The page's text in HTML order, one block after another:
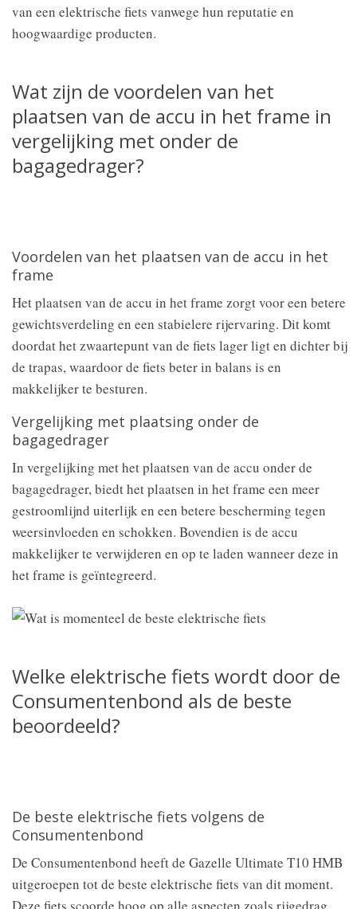
van een elektrische fiets vanwege hun reputatie en
hoogwaardige producten.
Wat zijn de voordelen van het
plaatsen van de accu in het frame in
vergelijking met onder de
bagagedrager?
Voordelen van het plaatsen van de accu in het
frame
Het plaatsen van de accu in het frame zorgt voor een betere
gewichtsverdeling en een stabielere rijervaring. Dit komt
doordat het zwaartepunt van de fiets lager ligt en dichter bij
de trapas, waardoor de fiets beter in balans is en
makkelijker te besturen.
Vergelijking met plaatsing onder de
bagagedrager
In vergelijking met het plaatsen van de accu onder de
bagagedrager, biedt het plaatsen in het frame een meer
gestroomlijnd uiterlijk en een betere bescherming tegen
weersinvloeden en schokken. Bovendien is de accu
makkelijker te verwijderen en op te laden wanneer deze in
het frame is geïntegreerd.
Welke elektrische fiets wordt door de
Consumentenbond als de beste
beoordeeld?
De beste elektrische fiets volgens de
Consumentenbond
De Consumentenbond heeft de Gazelle Ultimate T10 HMB
uitgeroepen tot de beste elektrische fiets van dit moment.